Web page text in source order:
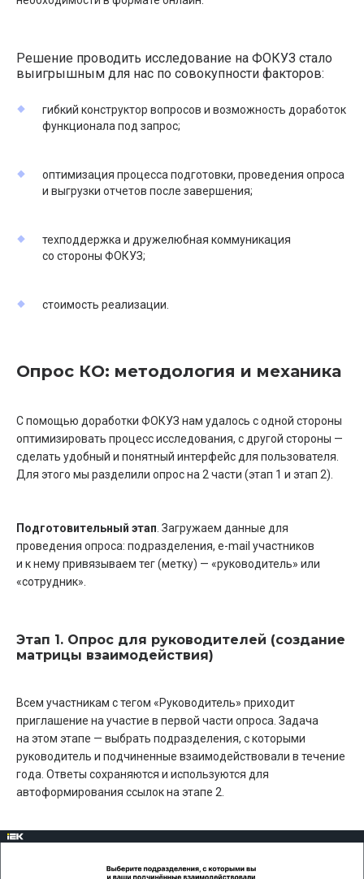
Решение проводить исследование на ФОКУЗ стало
выигрышным для нас по совокупности факторов:
гибкий конструктор вопросов и возможность доработок
функционала под запрос;
оптимизация процесса подготовки, проведения опроса
и выгрузки отчетов после завершения;
техподдержка и дружелюбная коммуникация
со стороны ФОКУЗ;
стоимость реализации.
Опрос КО: методология и механика
С помощью доработки ФОКУЗ нам удалось с одной стороны
оптимизировать процесс исследования, с другой стороны —
сделать удобный и понятный интерфейс для пользователя.
Для этого мы разделили опрос на 2 части (этап 1 и этап 2).
Подготовительный этап . Загружаем данные для
проведения опроса: подразделения, e-mail участников
и к нему привязываем тег (метку) — «руководитель» или
«сотрудник».
Этап 1. Опрос для руководителей (создание
матрицы взаимодействия)
Всем участникам с тегом «Руководитель» приходит
приглашение на участие в первой части опроса. Задача
на этом этапе — выбрать подразделения, с которыми
руководитель и подчиненные взаимодействовали в течение
года. Ответы сохраняются и используются для
автоформирования ссылок на этапе 2.